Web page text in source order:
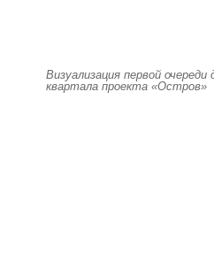
Визуализация первой очереди
квартала проекта «Остров»